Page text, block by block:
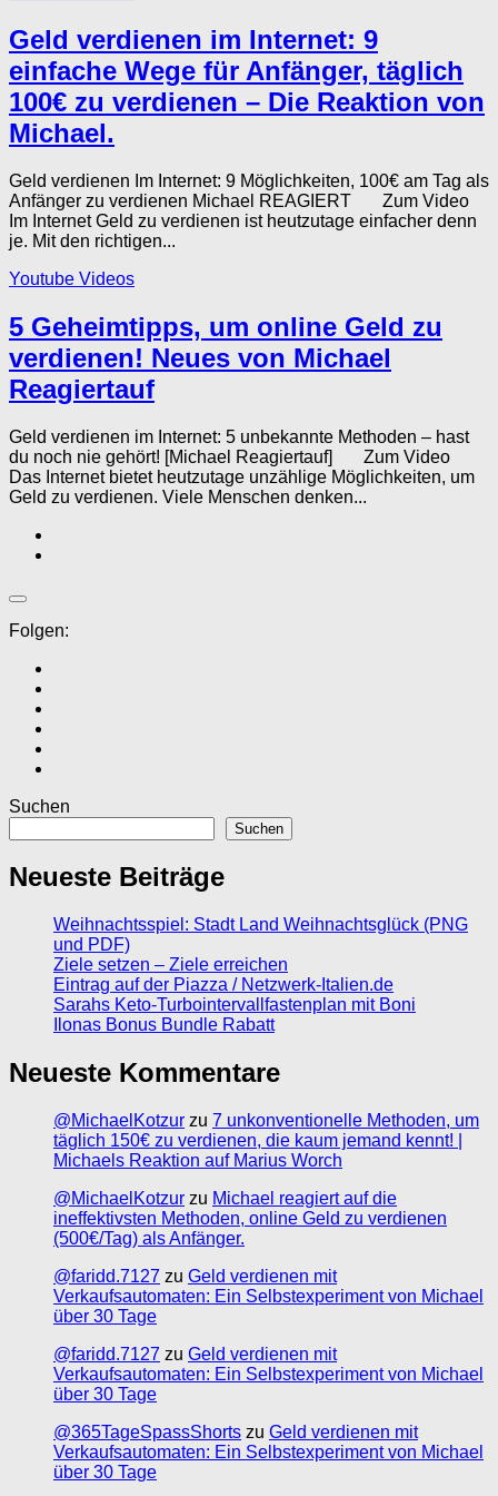
Geld verdienen im Internet: 9
einfache Wege für Anfänger, täglich
100€ zu verdienen – Die Reaktion von
Michael.
Geld verdienen Im Internet: 9 Möglichkeiten, 100€ am Tag als
Anfänger zu verdienen Michael REAGIERT Zum Video
Im Internet Geld zu verdienen ist heutzutage einfacher denn
je. Mit den richtigen...
Youtube Videos
5 Geheimtipps, um online Geld zu
verdienen! Neues von Michael
Reagiertauf
Geld verdienen im Internet: 5 unbekannte Methoden – hast
du noch nie gehört! [Michael Reagiertauf] Zum Video
Das Internet bietet heutzutage unzählige Möglichkeiten, um
Geld zu verdienen. Viele Menschen denken...
Folgen:
Suchen
Suchen
Neueste Beiträge
Weihnachtsspiel: Stadt Land Weihnachtsglück (PNG
und PDF)
Ziele setzen – Ziele erreichen
Eintrag auf der Piazza / Netzwerk-Italien.de
Sarahs Keto-Turbointervallfastenplan mit Boni
Ilonas Bonus Bundle Rabatt
Neueste Kommentare
@MichaelKotzur zu 7 unkonventionelle Methoden, um
täglich 150€ zu verdienen, die kaum jemand kennt! |
Michaels Reaktion auf Marius Worch
@MichaelKotzur zu Michael reagiert auf die
ineffektivsten Methoden, online Geld zu verdienen
(500€/Tag) als Anfänger.
@faridd.7127 zu Geld verdienen mit
Verkaufsautomaten: Ein Selbstexperiment von Michael
über 30 Tage
@faridd.7127 zu Geld verdienen mit
Verkaufsautomaten: Ein Selbstexperiment von Michael
über 30 Tage
@365TageSpassShorts zu Geld verdienen mit
Verkaufsautomaten: Ein Selbstexperiment von Michael
über 30 Tage